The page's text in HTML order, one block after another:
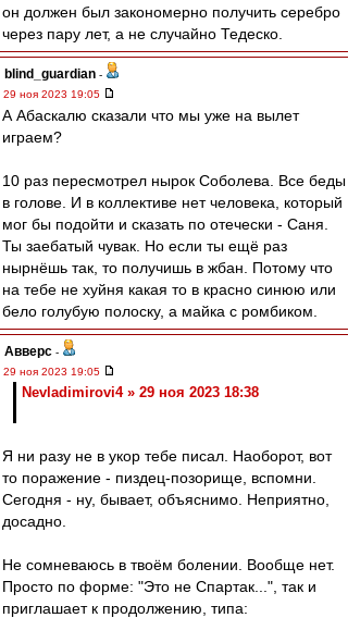
он должен был закономерно получить серебро
через пару лет, а не случайно Тедеско.
blind_guardian -
29 ноя 2023 19:05
А Абаскалю сказали что мы уже на вылет
играем?
10 раз пересмотрел нырок Соболева. Все беды
в голове. И в коллективе нет человека, который
мог бы подойти и сказать по отечески - Саня.
Ты заебатый чувак. Но если ты ещё раз
нырнёшь так, то получишь в жбан. Потому что
на тебе не хуйня какая то в красно синюю или
бело голубую полоску, а майка с ромбиком.
Авверс -
29 ноя 2023 19:05
Nevladimirovi4 » 29 ноя 2023 18:38
Я ни разу не в укор тебе писал. Наоборот, вот
то поражение - пиздец-позорище, вспомни.
Сегодня - ну, бывает, объяснимо. Неприятно,
досадно.
Не сомневаюсь в твоём болении. Вообще нет.
Просто по форме: "Это не Спартак...", так и
приглашает к продолжению, типа: